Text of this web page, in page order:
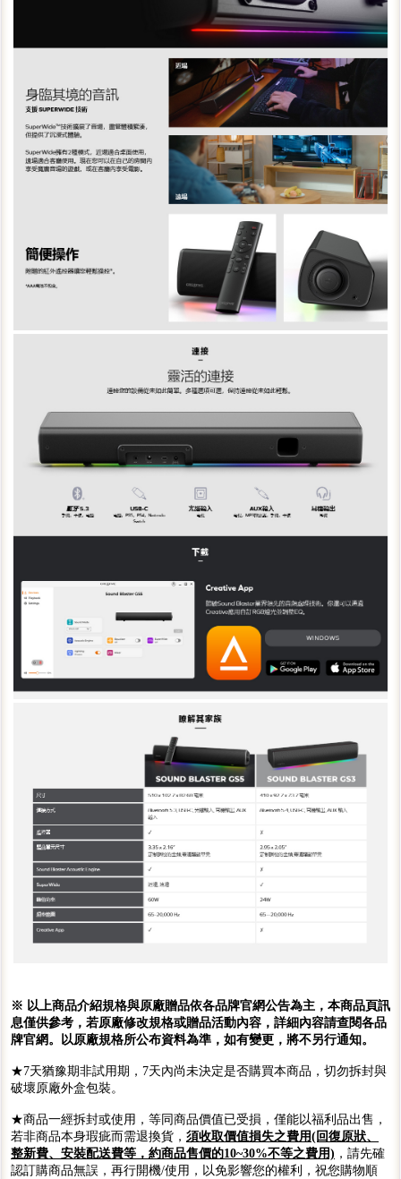
※ 以上商品介紹規格與原廠贈品依各品牌官網公告為主，本商品頁訊
息僅供參考，若原廠修改規格或贈品活動內容，詳細內容請查閱各品
牌官網。以原廠規格所公布資料為準，如有變更，將不另行通知。
★7天猶豫期非試用期，7天內尚未決定是否購買本商品，切勿拆封與
破壞原廠外盒包裝。
★商品一經拆封或使用，等同商品價值已受損，僅能以福利品出售，
若非商品本身瑕疵而需退換貨， 須收取價值損失之費用(回復原狀、
整新費、安裝配送費等，約商品售價的10~30%不等之費用) ，請先確
認訂購商品無誤，再行開機/使用，以免影響您的權利，祝您購物順